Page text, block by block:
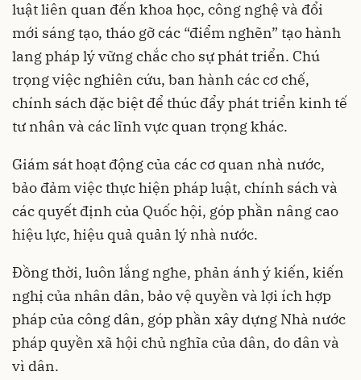
luật liên quan đến khoa học, công nghệ và đổi
mới sáng tạo, tháo gỡ các “điểm nghẽn” tạo hành
lang pháp lý vững chắc cho sự phát triển. Chú
trọng việc nghiên cứu, ban hành các cơ chế,
chính sách đặc biệt để thúc đẩy phát triển kinh tế
tư nhân và các lĩnh vực quan trọng khác.
Giám sát hoạt động của các cơ quan nhà nước,
bảo đảm việc thực hiện pháp luật, chính sách và
các quyết định của Quốc hội, góp phần nâng cao
hiệu lực, hiệu quả quản lý nhà nước.
Đồng thời, luôn lắng nghe, phản ánh ý kiến, kiến
nghị của nhân dân, bảo vệ quyền và lợi ích hợp
pháp của công dân, góp phần xây dựng Nhà nước
pháp quyền xã hội chủ nghĩa của dân, do dân và
vì dân.